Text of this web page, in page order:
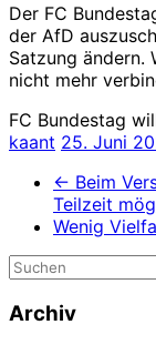
Der FC
der AfD
Satzung ändern.
nicht mehr
FC Bundestag
kaant 25. Juni
← Beim
Teilzeit
Wenig
Archiv